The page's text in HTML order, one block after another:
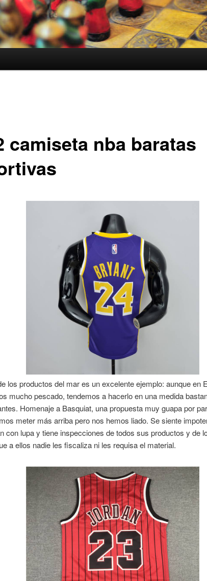
camiseta nba baratas
los productos del mar es un excelente ejemplo: aunque en
mucho pescado, tendemos a hacerlo en una medida
Homenaje a Basquiat, una propuesta muy guapa por
meter más arriba pero nos hemos liado. Se siente
con lupa y tiene inspecciones de todos sus productos y de
a ellos nadie les fiscaliza ni les requisa el material.